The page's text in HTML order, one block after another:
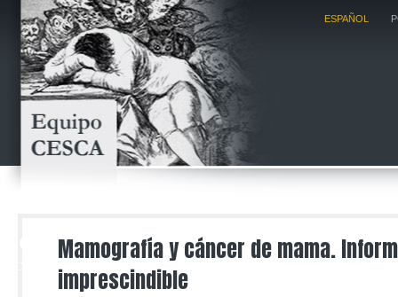
ESPAÑOL
Mamografía y cáncer de mama.
imprescindible